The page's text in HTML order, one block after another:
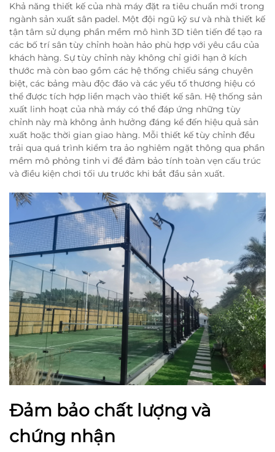
Khả năng thiết kế của nhà máy đặt ra tiêu chuẩn mới trong
ngành sản xuất sân padel. Một đội ngũ kỹ sư và nhà thiết kế
tận tâm sử dụng phần mềm mô hình 3D tiên tiến để tạo ra
các bố trí sân tùy chỉnh hoàn hảo phù hợp với yêu cầu của
khách hàng. Sự tùy chỉnh này không chỉ giới hạn ở kích
thước mà còn bao gồm các hệ thống chiếu sáng chuyên
biệt, các bảng màu độc đáo và các yếu tố thương hiệu có
thể được tích hợp liền mạch vào thiết kế sân. Hệ thống sản
xuất linh hoạt của nhà máy có thể đáp ứng những tùy
chỉnh này mà không ảnh hưởng đáng kể đến hiệu quả sản
xuất hoặc thời gian giao hàng. Mỗi thiết kế tùy chỉnh đều
trải qua quá trình kiểm tra ảo nghiêm ngặt thông qua phần
mềm mô phỏng tinh vi để đảm bảo tính toàn vẹn cấu trúc
và điều kiện chơi tối ưu trước khi bắt đầu sản xuất.
Đảm bảo chất lượng và
chứng nhận